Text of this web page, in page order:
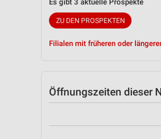
Es gibt 3 aktuelle Prospekte
ZU DEN PROSPEKTEN
Filialen mit früheren oder
Öffnungszeiten dieser